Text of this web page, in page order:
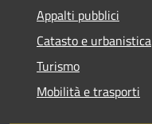
Appalti pubblici
Catasto e urbanistica
Turismo
Mobilità e trasporti